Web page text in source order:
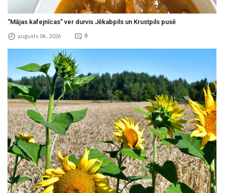
“Mājas kafejnīcas” ver durvis Jēkabpils un Krustpils pusē
augusts 06 , 2026 0